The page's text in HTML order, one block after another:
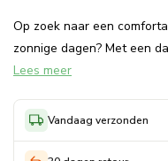
deze
Op zoek naar een
zonnige dagen? Met een
tegen fel zonlicht, terwijl je
Dankzij het open ontwerp
te leveren op bescherming.
Lees meer
Vandaag verzonden